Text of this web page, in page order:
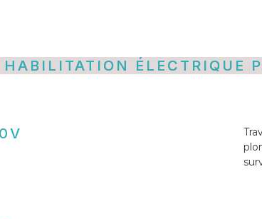
HABILITATION ÉLECTRIQUE